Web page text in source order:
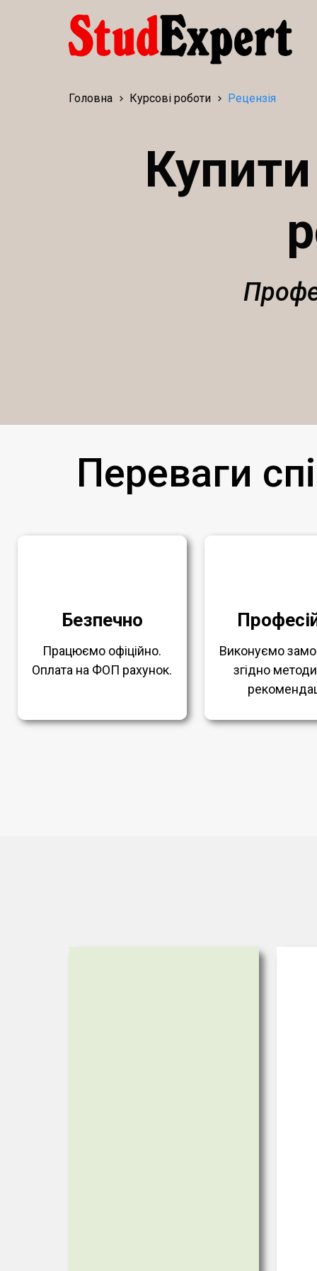
Головна Курсові роботи Рецензія
Переваги
Безпечно
Працюємо офіційно.
Оплата на ФОП рахунок.
Виконуємо
згідно